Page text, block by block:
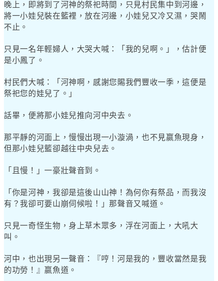
晚上，即將到了河神的祭祀時間，只見村民集中到河邊，
將一小娃兒裝在籃裡，放在河邊，小娃兒又冷又濕，哭鬧
不止。
只見一名年輕婦人，大哭大喊：「我的兒啊。」，估計便
是小鳳了。
村民們大喊：「河神啊，感謝您賜我們豐收一季，這便是
祭祀您的娃兒了。」
話畢，便將那小娃兒推向河中央去。
那平靜的河面上，慢慢出現一小漩渦，也不見嬴魚現身，
但那小娃兒籃卻越往中央兒去。
「且慢！」一豪壯聲音到。
「你是河神，我卻是這後山山神！為何你有祭品，而我沒
有？我卻可要山崩伺候啦！」那聲音又喊道。
只見一奇怪生物，身上草木眾多，浮在河面上，大吼大
叫。
河中，也出現另一聲音：『哼！河是我的，豐收當然是我
的功勞！』嬴魚道。